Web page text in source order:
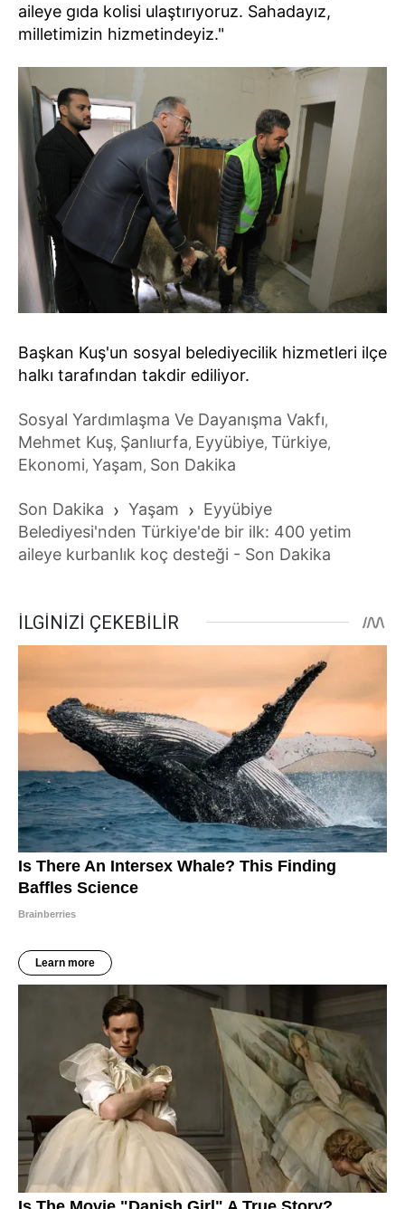
aileye gıda kolisi ulaştırıyoruz. Sahadayız,
milletimizin hizmetindeyiz."
Başkan Kuş'un sosyal belediyecilik hizmetleri ilçe
halkı tarafından takdir ediliyor.
Sosyal Yardımlaşma Ve Dayanışma Vakfı,
Mehmet Kuş, Şanlıurfa, Eyyübiye, Türkiye,
Ekonomi, Yaşam, Son Dakika
Son Dakika › Yaşam › Eyyübiye
Belediyesi'nden Türkiye'de bir ilk: 400 yetim
aileye kurbanlık koç desteği - Son Dakika